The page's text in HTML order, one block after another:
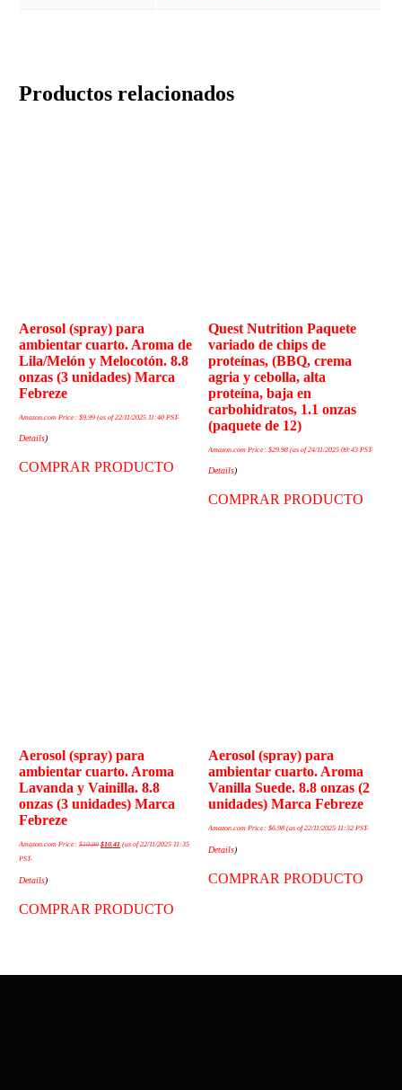
Productos relacionados
Aerosol (spray) para
ambientar cuarto. Aroma de
Lila/Melón y Melocotón. 8.8
onzas (3 unidades) Marca
Febreze
Amazon.com Price:$9.99 (as of 22/11/2025 11:40 PST-
Details)
COMPRAR PRODUCTO
Quest Nutrition Paquete
variado de chips de
proteínas, (BBQ, crema
agria y cebolla, alta
proteína, baja en
carbohidratos, 1.1 onzas
(paquete de 12)
Amazon.com Price:$29.98 (as of 24/11/2025 09:43 PST-
Details)
COMPRAR PRODUCTO
Aerosol (spray) para
ambientar cuarto. Aroma
Lavanda y Vainilla. 8.8
onzas (3 unidades) Marca
Febreze
Amazon.com Price:$10.99 $10.41 (as of 22/11/2025 11:35
PST-
Details)
COMPRAR PRODUCTO
Aerosol (spray) para
ambientar cuarto. Aroma
Vanilla Suede. 8.8 onzas (2
unidades) Marca Febreze
Amazon.com Price:$6.98 (as of 22/11/2025 11:32 PST-
Details)
COMPRAR PRODUCTO